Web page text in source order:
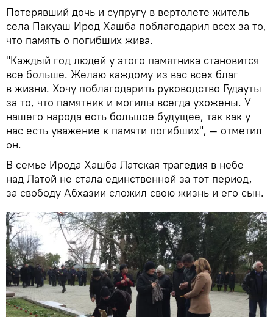
Потерявший дочь и супругу в вертолете житель
села Пакуаш Ирод Хашба поблагодарил всех за то,
что память о погибших жива.
"Каждый год людей у этого памятника становится
все больше. Желаю каждому из вас всех благ
в жизни. Хочу поблагодарить руководство Гудауты
за то, что памятник и могилы всегда ухожены. У
нашего народа есть большое будущее, так как у
нас есть уважение к памяти погибших", — отметил
он.
В семье Ирода Хашба Латская трагедия в небе
над Латой не стала единственной за тот период,
за свободу Абхазии сложил свою жизнь и его сын.